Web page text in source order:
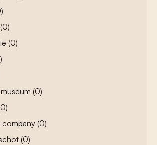
(0)
(0)
(0)
company (0)
(0)